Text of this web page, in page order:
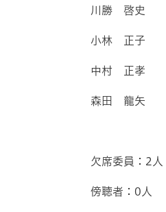
川勝 啓
小林 正子
中村 正孝
森田 龍矢
欠席委員：2人
傍聴者：0人